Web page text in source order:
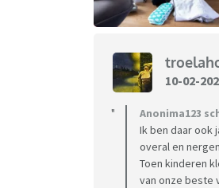
10-02-
Anonima123
Ik ben daar ook
overal en
Toen kinderen
van onze beste